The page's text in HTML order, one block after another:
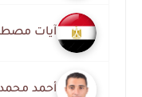
آيات
أحمد